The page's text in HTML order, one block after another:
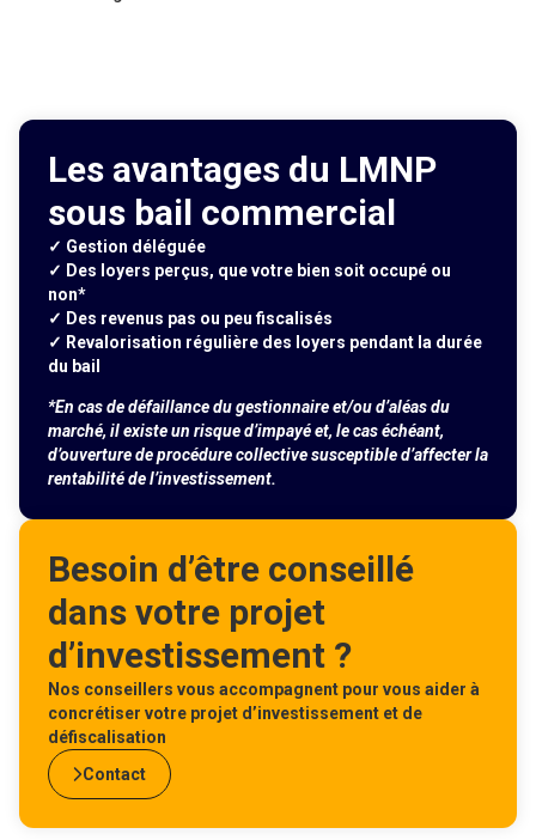
Les avantages du LMNP
sous bail commercial
✓ Gestion déléguée
✓ Des loyers perçus, que votre bien soit occupé ou
non*
✓ Des revenus pas ou peu fiscalisés
✓ Revalorisation régulière des loyers pendant la durée
du bail
*En cas de défaillance du gestionnaire et/ou d’aléas du
marché, il existe un risque d’impayé et, le cas échéant,
d’ouverture de procédure collective susceptible d’affecter la
rentabilité de l’investissement.
Besoin d’être conseillé
dans votre projet
d’investissement ?
Nos conseillers vous accompagnent pour vous aider à
concrétiser votre projet d’investissement et de
défiscalisation
Contact